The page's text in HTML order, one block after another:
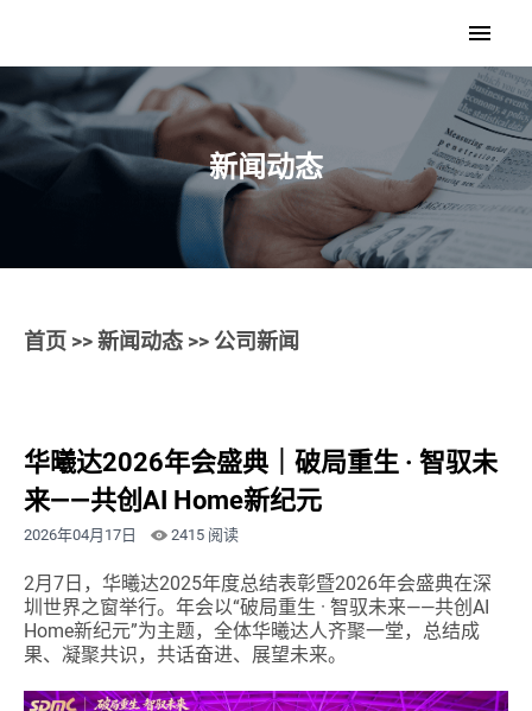
新闻动态
首页 >>新闻动态 >> 公司新闻
华曦达2026年会盛典｜破局重生 · 智驭未
来——共创AI Home新纪元
2026年04月17日 2415 阅读
2月7日，华曦达2025年度总结表彰暨2026年会盛典在深
圳世界之窗举行。年会以“破局重生 · 智驭未来——共创AI
Home新纪元”为主题，全体华曦达人齐聚一堂，总结成
果、凝聚共识，共话奋进、展望未来。